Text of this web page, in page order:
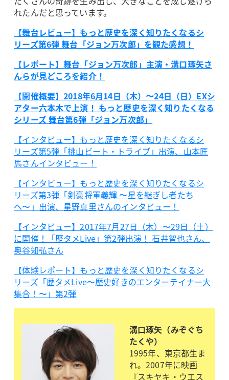
れたんだと思っています。
【舞台レビュー】もっと歴史を深く知りたくなるシ
リーズ第6弾 舞台「ジョン万次郎」を観た感想！
【レポート】舞台「ジョン万次郎」主演・溝口琢矢さ
んらが見どころを紹介！
【開催概要】2018年6月14日（木）〜24日（日）EXシ
アター六本木で上演！ もっと歴史を深く知りたくなる
シリーズ 舞台第6弾「ジョン万次郎」
【インタビュー】もっと歴史を深く知りたくなるシ
リーズ第5弾「桃山ビート・トライブ」出演、山本匠
馬さんインタビュー！
【インタビュー】もっと歴史を深く知りたくなるシ
リーズ第3弾「剣豪将軍義輝 〜星を継ぎし者たち
へ〜」出演、星野真里さんのインタビュー！
【インタビュー】2017年7月27日（木）〜29日（土）
に開催！「歴タメLive」第2弾出演！ 石井智也さん、
奥谷知弘さん
【体験レポート】もっと歴史を深く知りたくなるシ
リーズ「歴タメLive〜歴史好きのエンターテイナー大
集合！〜」第2弾
溝口琢矢（みぞぐち
たくや）
1995年、東京都生ま
れ。2007年に映画
『スキヤキ・ウエス